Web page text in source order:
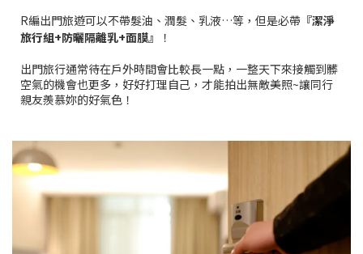
R編出門旅遊可以不帶髮油、潤髮、乳液…等，但是必帶 『潔淨
旅行組+防曬隔離乳+面膜』
！
出門旅行通常待在戶外時間會比較長一點，一整天下來接觸到髒
空氣的機會也更多，好好打理自己，才能拍出無敵美照~讓同行
親友羨慕妳的好氣色！